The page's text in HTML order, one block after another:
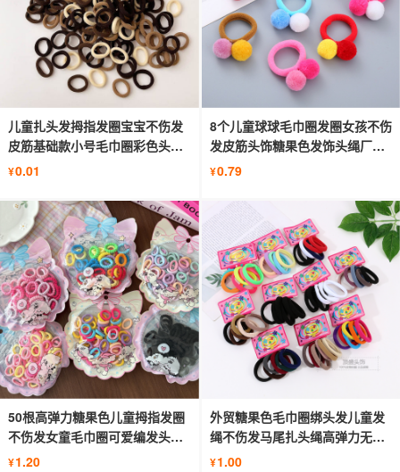
儿童扎头发拇指发圈宝宝不伤发
皮筋基础款小号毛巾圈彩色头绳
批发
¥0.01
8个儿童球球毛巾圈发圈女孩不伤
发皮筋头饰糖果色发饰头绳厂批
发
¥0.79
50根高弹力糖果色儿童拇指发圈
不伤发女童毛巾圈可爱编发头绳
发饰
¥1.20
外贸糖果色毛巾圈绑头发儿童发
绳不伤发马尾扎头绳高弹力无缝
发圈
¥1.00